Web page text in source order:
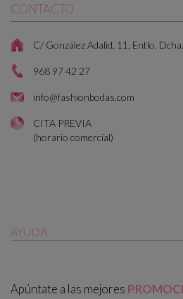
CONTACTO
C/ González Adalid, 11, Entlo.
968 97 42 27
info@fashionbodas.com
CITA PREVIA
(horario comercial)
AYUDA
Apúntate a las mejores